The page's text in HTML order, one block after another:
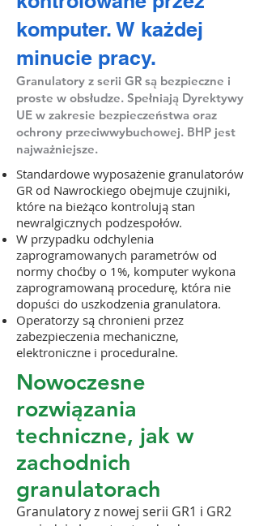
komputer. W każdej
minucie pracy.
Granulatory z serii GR są bezpieczne i
proste w obsłudze. Spełniają Dyrektywy
UE w zakresie bezpieczeństwa oraz
ochrony przeciwwybuchowej. BHP jest
najważniejsze.
Standardowe wyposażenie granulatorów
GR od Nawrockiego obejmuje czujniki,
które na bieżąco kontrolują stan
newralgicznych podzespołów.
W przypadku odchylenia
zaprogramowanych parametrów od
normy choćby o 1%, komputer wykona
zaprogramowaną procedurę, która nie
dopuści do uszkodzenia granulatora.
Operatorzy są chronieni przez
zabezpieczenia mechaniczne,
elektroniczne i proceduralne.
Nowoczesne
rozwiązania
techniczne, jak w
zachodnich
granulatorach
Granulatory z nowej serii GR1 i GR2